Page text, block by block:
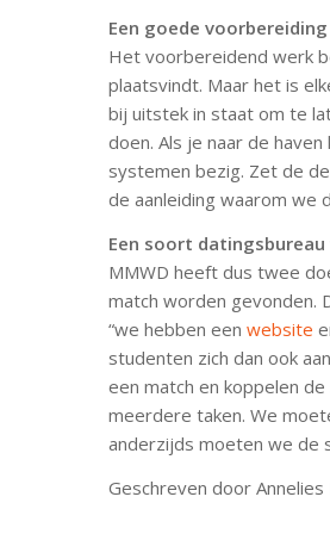
Een goede
Het voorbereidend werk
plaatsvindt. Maar het is
bij uitstek in staat om te
doen. Als je naar de
systemen bezig. Zet de
de aanleiding waarom we
Een soort datingsbureau
MMWD heeft dus twee
match worden gevonden.
“we hebben een website
studenten zich dan ook
een match en koppelen
meerdere taken. We
anderzijds moeten we de
Geschreven door Annelies